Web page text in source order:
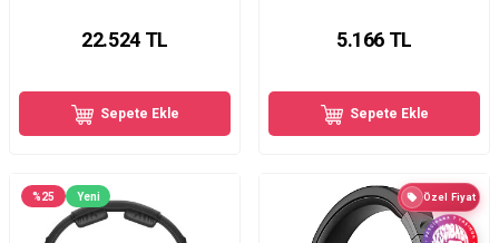
22.524TL
Sepete Ekle
5.166 TL
Sepete Ekle
%25 Yeni Özel Fiyat